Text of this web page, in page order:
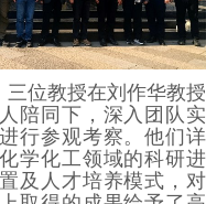
三位教授在刘作华教授
陪同下，深入团队实
行参观考察。他们详
学化工领域的科研进
及人才培养模式，对